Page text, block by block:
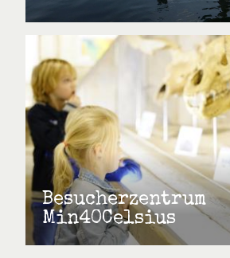
Besucherzentrum
Min40Celsius